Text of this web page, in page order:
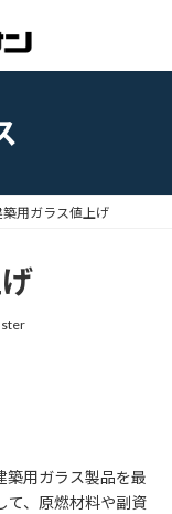
築用ガラス値上げ
築用ガラス製品を最
て、原燃材料や副資